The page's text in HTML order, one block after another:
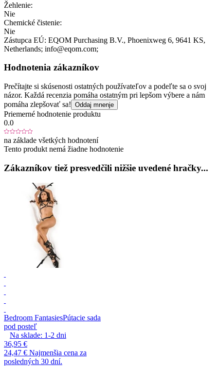
Žehlenie:
Nie
Chemické čistenie:
Nie
Zástupca EÚ: EQOM Purchasing B.V., Phoenixweg 6, 9641 KS,
Netherlands; info@eqom.com;
Hodnotenia zákazníkov
Prečítajte si skúsenosti ostatných používateľov a podeľte sa o svoj
názor. Každá recenzia pomáha ostatným pri lepšom výbere a nám
pomáha zlepšovať sa! Oddaj mnenje
Priemerné hodnotenie produktu
0.0
na základe všetkých hodnotení
Tento produkt nemá žiadne hodnotenie
Zákazníkov tiež presvedčili nižšie uvedené hračky...
Bedroom FantasiesPútacie sada
pod posteľ
Na sklade: 1-2 dni
36,95 €
24,47 € Najmenšia cena za
posledných 30 dní.